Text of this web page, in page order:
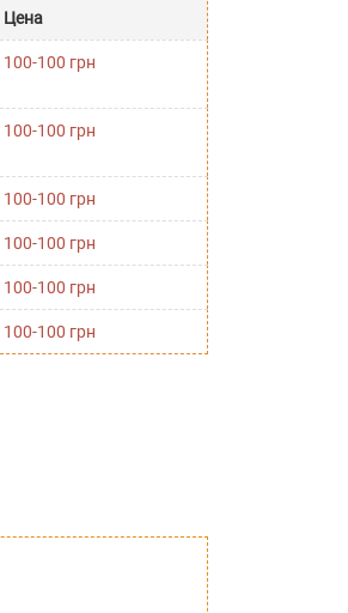
Цена
100-100 грн
100-100 грн
100-100 грн
100-100 грн
100-100 грн
100-100 грн